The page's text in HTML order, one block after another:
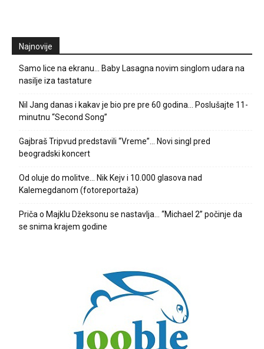
Najnovije
Samo lice na ekranu… Baby Lasagna novim singlom udara na
nasilje iza tastature
Nil Jang danas i kakav je bio pre pre 60 godina… Poslušajte 11-
minutnu “Second Song”
Gajbraš Tripvud predstavili “Vreme”… Novi singl pred
beogradski koncert
Od oluje do molitve… Nik Kejv i 10.000 glasova nad
Kalemegdanom (fotoreportaža)
Priča o Majklu Džeksonu se nastavlja… “Michael 2” počinje da
se snima krajem godine